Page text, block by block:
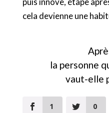
cela devienne une
la personne
vaut-elle
1 0